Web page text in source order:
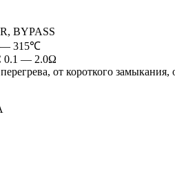
BYPASS
— 315℃
0.1 — 2.0Ω
от короткого замыкания,